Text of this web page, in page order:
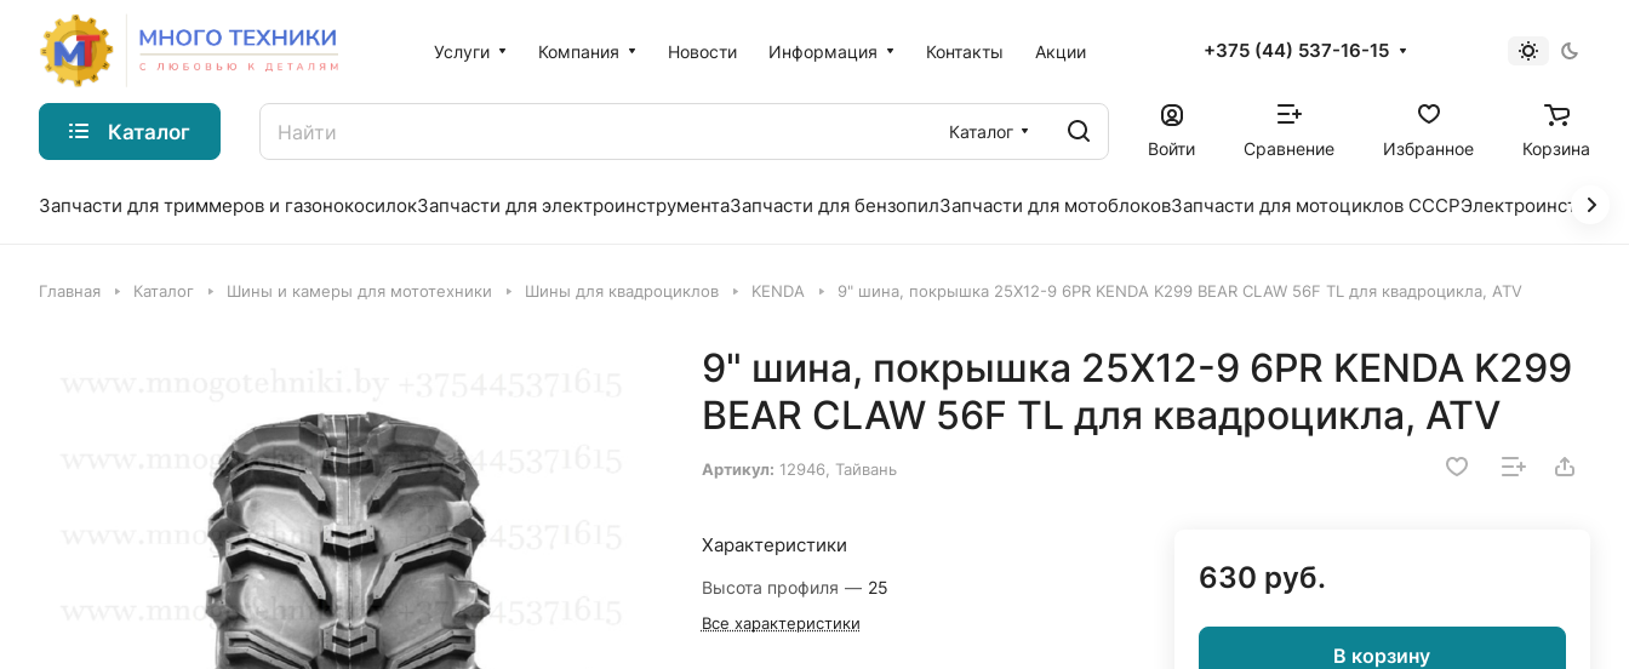
Услуги Компания Новости Информация Контакты Акции +375 (44) 537-16-15
Каталог
Каталог
Войти
Сравнение Избранное Корзина
Запчасти для триммеров и газонокосилокЗапчасти для электроинструментаЗапчасти для бензопилЗапчасти для мотоблоковЗапчасти для мотоциклов СССР
Главная Каталог Шины и камеры для мототехники Шины для квадроциклов KENDA 9" шина, покрышка 25X12-9 6PR KENDA K299 BEAR CLAW 56F TL для квадроцикла, ATV
9" шина, покрышка 25X12-9 6PR KENDA K299
BEAR CLAW 56F TL для квадроцикла, ATV
Артикул: 12946, Тайвань
Характеристики
Высота профиля — 25
Все характеристики
630 руб.
В корзину